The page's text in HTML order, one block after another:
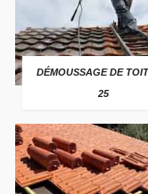
DÉMOUSSAGE DE
25